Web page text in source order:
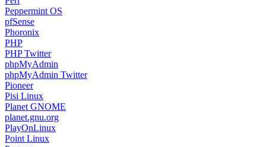
Peppermint OS
pfSense
Phoronix
PHP
PHP Twitter
phpMyAdmin
phpMyAdmin Twitter
Pioneer
Pisi Linux
Planet GNOME
planet.gnu.org
PlayOnLinux
Point Linux